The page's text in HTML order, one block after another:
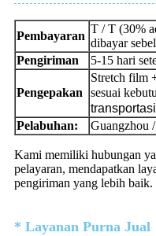
Pembayaran
T / T (30%
dibayar
Pengiriman
5-15 hari
Pengepakan
Stretch film
sesuai
Pelabuhan:
Guangzhou
Kami memiliki hubungan
pelayaran, mendapatkan
pengiriman yang lebih baik.
* Layanan Purna Jual